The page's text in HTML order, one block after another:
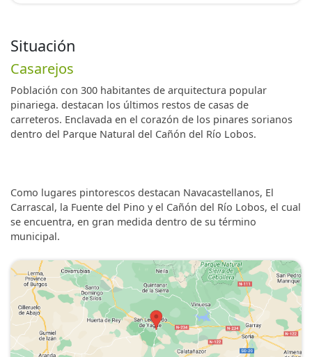
Situación
Casarejos
Población con 300 habitantes de arquitectura popular
pinariega. destacan los últimos restos de casas de
carreteros. Enclavada en el corazón de los pinares sorianos
dentro del Parque Natural del Cañón del Río Lobos.
Como lugares pintorescos destacan Navacastellanos, El
Carrascal, la Fuente del Pino y el Cañón del Río Lobos, el cual
se encuentra, en gran medida dentro de su término
municipal.